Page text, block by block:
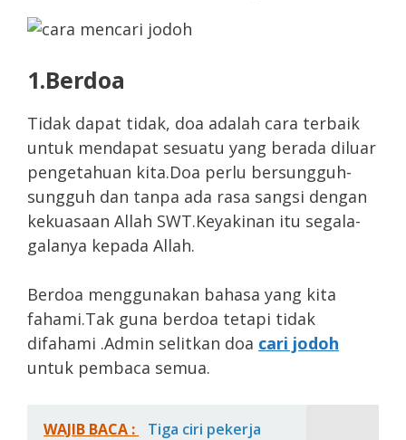
1.Berdoa
Tidak dapat tidak, doa adalah cara terbaik
untuk mendapat sesuatu yang berada diluar
pengetahuan kita.Doa perlu bersungguh-
sungguh dan tanpa ada rasa sangsi dengan
kekuasaan Allah SWT.Keyakinan itu segala-
galanya kepada Allah.
Berdoa menggunakan bahasa yang kita
fahami.Tak guna berdoa tetapi tidak
difahami .Admin selitkan doa cari jodoh
untuk pembaca semua.
WAJIB BACA :
Tiga ciri pekerja